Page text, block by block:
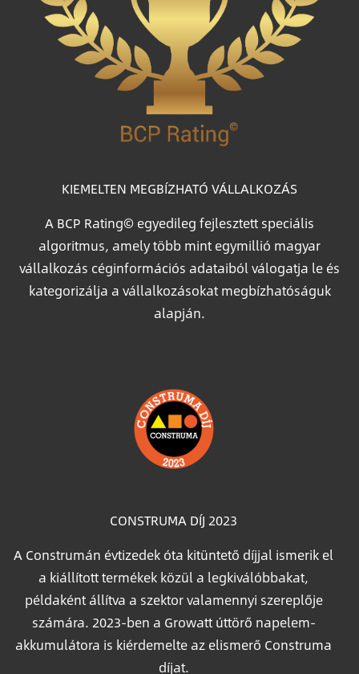
KIEMELTEN MEGBÍZHATÓ VÁLLALKOZÁS
A BCP Rating© egyedileg fejlesztett speciális
algoritmus, amely több mint egymillió magyar
vállalkozás céginformációs adataiból válogatja le és
kategorizálja a vállalkozásokat megbízhatóságuk
alapján.
CONSTRUMA DÍJ 2023
A Construmán évtizedek óta kitüntető díjjal ismerik el
a kiállított termékek közül a legkiválóbbakat,
példaként állítva a szektor valamennyi szereplője
számára. 2023-ben a Growatt úttörő napelem-
akkumulátora is kiérdemelte az elismerő Construma
díjat.